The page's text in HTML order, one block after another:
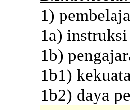
1)
1a)
1b)
1b1)
1b2) daya